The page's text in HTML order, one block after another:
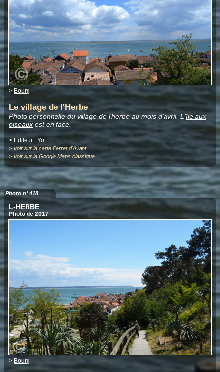
> Bourg
Le village de l'Herbe
Photo personnelle du village de l'herbe au mois d'avril. L'île aux
oiseauxest en face.
> Editeur : Yo
>Voir sur la carte Ferret d'Avant
> Voir sur la Google Maps classique
Photo n° 418
L-HERBE
Photo de 2017
> Bourg